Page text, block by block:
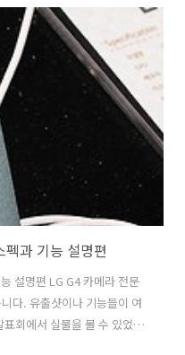
군요. 근데 아직은 전기세라
기세를 측정해보기 위해서
금은 크게 걱정하진 않아도
상 높게 계속 유지되지는 않
높았다가 낮았다가 반복하
과 기능 설명편
설명편 LG G4 카메라 전문
다. 유출샷이나 기능들이 여
회에서 실물을 볼 수 있었습
형태로 나왔습니다. 직접